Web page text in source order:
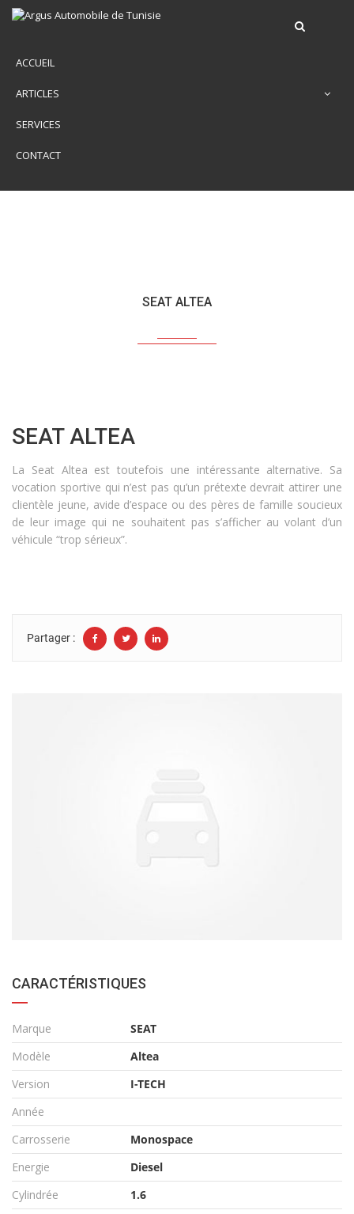
ACCUEIL
ARTICLES
SERVICES
CONTACT
SEAT ALTEA
SEAT ALTEA
La Seat Altea est toutefois une intéressante alternative. Sa
vocation sportive qui n’est pas qu’un prétexte devrait attirer une
clientèle jeune, avide d’espace ou des pères de famille soucieux
de leur image qui ne souhaitent pas s’afficher au volant d’un
véhicule “trop sérieux”.
Partager :
CARACTÉRISTIQUES
Marque
SEAT
Modèle
Altea
Version
I-TECH
Année
Carrosserie
Monospace
Energie
Diesel
Cylindrée
1.6